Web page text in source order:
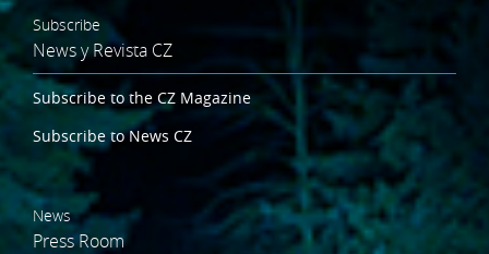
Subscribe
News y Revista CZ
Subscribe to the CZ Magazine
Subscribe to News CZ
News
Press Room